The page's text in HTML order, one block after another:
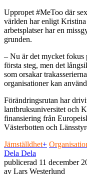
Uppropet #MeToo där
världen har enligt Kristina
arbetsplatser har en
grunden.
– Nu är det mycket fokus
första steg, men det
som orsakar
organisationer kan
Förändringsrutan har
lantbruksuniversitet och
finansiering från
Västerbotten och
Jämställdhet+
Dela Dela
publicerad 11 december
av Lars Westerlund